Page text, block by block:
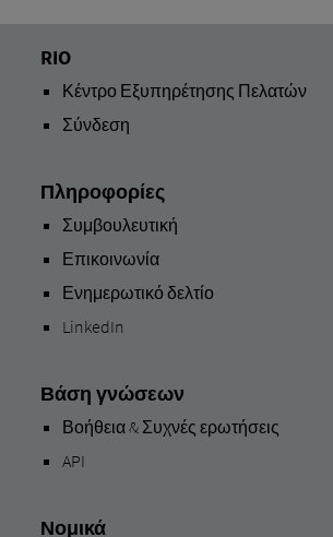
RIO
Κέντρο Εξυπηρέτησης Πελατών
Σύνδεση
Πληροφορίες
Συμβουλευτική
Επικοινωνία
Ενημερωτικό δελτίο
LinkedIn
Βάση γνώσεων
Βοήθεια & Συχνές ερωτήσεις
API
Νομικά